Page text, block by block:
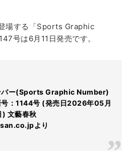
場する「Sports Graphic
号は6月11日発売です。
バー(Sports Graphic Number)
号：1144号 (発売日2026年05月
) 文藝春秋
より